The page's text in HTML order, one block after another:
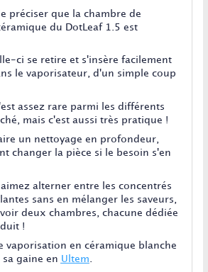
préciser que la chambre de
du DotLeaf 1.5 est
ci se retire et s'insère facilement
le vaporisateur, d'un simple coup
assez rare parmi les différents
mais c'est aussi très pratique !
un nettoyage en profondeur,
changer la pièce si le besoin s'en
alterner entre les concentrés
sans en mélanger les saveurs,
deux chambres, chacune dédiée
!
vaporisation en céramique blanche
sa gaine en Ultem